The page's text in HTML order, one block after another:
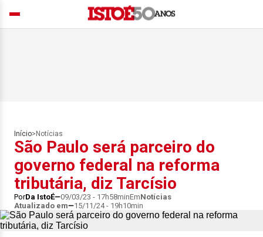
Início> Notícias
São Paulo será parceiro do
governo federal na reforma
tributária, diz Tarcísio
PorDa IstoÉ 09/03/23 - 17h58minEmNotícias
Atualizado em
15/11/24 - 19h10min